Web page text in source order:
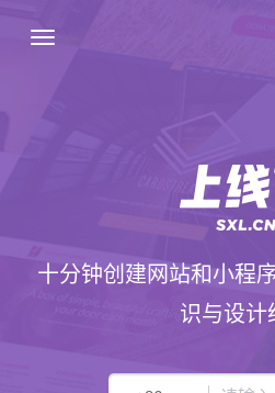
十分钟创建网站和小程
识与设计